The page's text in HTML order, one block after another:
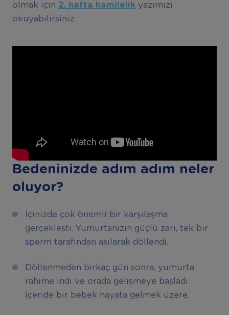
olmak için 2. hafta hamilelik yazımızı
okuyabilirsiniz.
Bedeninizde adım adım neler
oluyor?
İçinizde çok önemli bir karşılaşma
gerçekleşti. Yumurtanızın güçlü zarı, tek bir
sperm tarafından aşılarak döllendi.
Döllenmeden birkaç gün sonra, yumurta
rahime indi ve orada gelişmeye başladı.
İçeride bir bebek hayata gelmek üzere.